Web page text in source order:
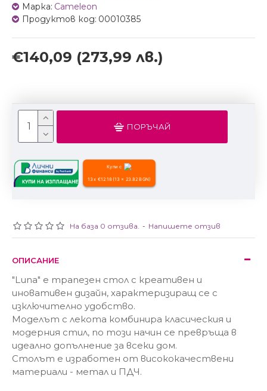
На база 0 отзива. - Напишете отзив
€140,09 (273,99 лв.)
Марка: Cameleon
Продуктов код: 00010385
ПОРЪЧАЙ
Купи с
13 x €12.18 (13 x 23.82 BGN)
ОПИСАНИЕ
"Luna" е трапезен стол с креативен и
иновативен дизайн, характеризиращ се с
изключително удобство.
Моделът с лекота комбинира класическия и
модерния стил, по този начин се превръща в
идеално допълнение за всеки дом.
Столът е изработен от висококачествени
материали - метал и ПДЧ.